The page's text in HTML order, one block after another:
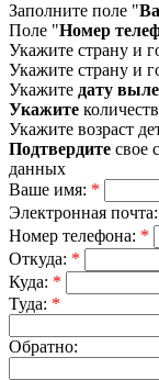
Заполните поле "
Поле "Номер
Укажите страну и
Укажите страну и
Укажите дату
Укажите
Укажите возраст
Подтвердите свое
данных
Ваше имя: *
Электронная почта:
Номер телефона: *
Откуда: *
Куда: *
Туда: *
Обратно: